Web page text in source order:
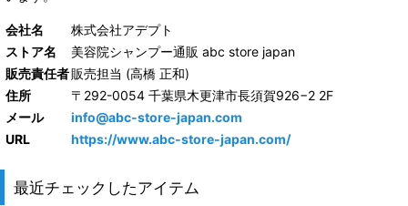
会社名
株式会社アデプト
ストア名
美容院シャンプー通販 abc store japan
販売責任者販売担当 (高橋 正和)
住所
〒292-0054 千葉県木更津市長須賀926−2 2F
メール
info@abc-store-japan.com
URL
https://www.abc-store-japan.com/
最近チェックしたアイテム